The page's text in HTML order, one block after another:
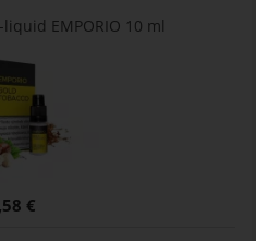
liquid EMPORIO 10 ml
€